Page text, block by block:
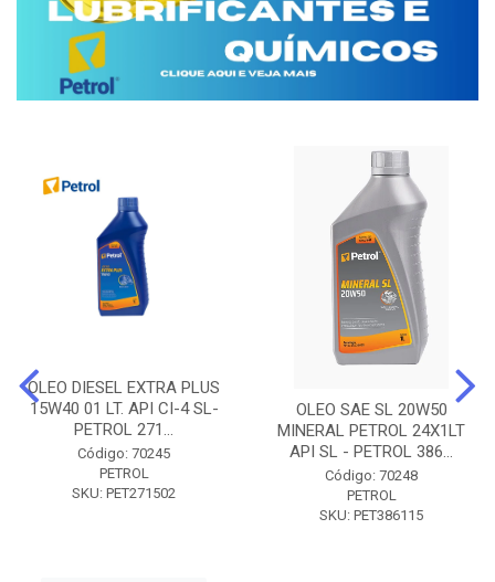
OLEO DIESEL EXTRA PLUS
15W40 01 LT. API CI-4 SL-
PETROL 271...
Código: 70245
PETROL
SKU: PET271502
OLEO SAE SL 20W50
MINERAL PETROL 24X1LT
API SL - PETROL 386...
Código: 70248
PETROL
SKU: PET386115